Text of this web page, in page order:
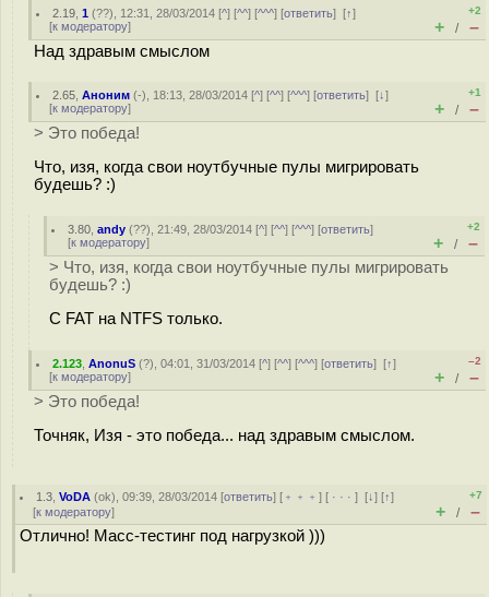
2.19 ,1 (??), 12:31, 28/03/2014 [^] [^^] [^^^] [ответить][↑]
[к модератору]
+2
+ / –
Над здравым смыслом
2.65 ,Аноним (-), 18:13, 28/03/2014 [^] [^^] [^^^] [ответить][↓]
[к модератору]
+1
+ / –
> Это победа!
Что, изя, когда свои ноутбучные пулы мигрировать
будешь? :)
3.80 ,andy (??), 21:49, 28/03/2014 [^] [^^] [^^^] [ответить]
[к модератору]
+2
+ / –
> Что, изя, когда свои ноутбучные пулы мигрировать
будешь? :)
С FAT на NTFS только.
2.123 ,AnonuS (?), 04:01, 31/03/2014 [^] [^^] [^^^] [ответить][↑]
[к модератору]
–2
+ / –
> Это победа!
Точняк, Изя - это победа... над здравым смыслом.
1.3 ,VoDA (ok), 09:39, 28/03/2014 [ответить] [ ﹢﹢﹢] [ · · ·][↓] [↑]
[к модератору]
+7
+ / –
Отлично! Масс-тестинг под нагрузкой )))